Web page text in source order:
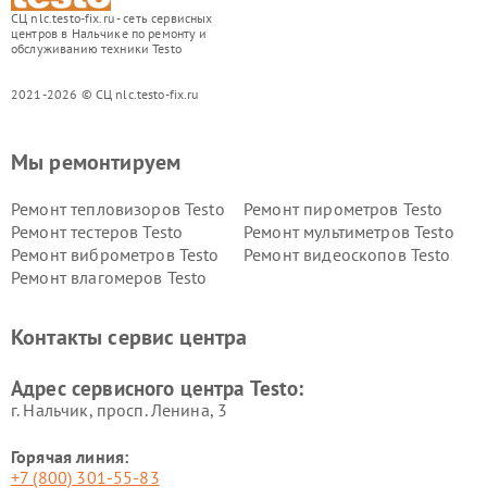
СЦ nlc.testo-fix.ru - сеть сервисных
центров в Нальчике по ремонту и
обслуживанию техники Testo
2021-2026 © СЦ nlc.testo-fix.ru
Мы ремонтируем
Ремонт тепловизоров Testo
Ремонт пирометров Testo
Ремонт тестеров Testo
Ремонт мультиметров Testo
Ремонт виброметров Testo
Ремонт видеоскопов Testo
Ремонт влагомеров Testo
Контакты сервис центра
Адрес сервисного центра Testo:
г. Нальчик, просп. Ленина, 3
Горячая линия:
+7 (800) 301-55-83